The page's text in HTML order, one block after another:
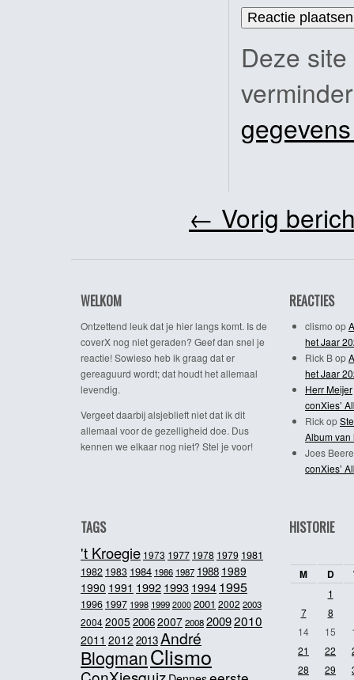
Deze
← Vorig
WELKOM
Ontzettend leuk dat je hier langs komt. Is de
coverX nog niet geraden? Geef dan snel je
reactie! Sowieso heb ik graag dat er
gereaguurd wordt; dat houdt het allemaal
levendig.
Vergeet daarbij alsjeblieft niet dat ik dit
allemaal voor de gezelligheid doe. Dus
kennen we elkaar nog niet? Stel je voor!
REACTIES
clismo op
het Jaar
Rick Bop
het Jaar
Herr Meijer
conXies’
Rickop
Album van
Joes
conXies’
TAGS
't Kroegie 1973 1977 1978 1979 1981
1982 1983 1984 1986 1987 1988 1989
1990 1991 19921993 1994 1995
1996 1997 1998 1999 2000 2001 2002 2003
20042005 20062007200820092010
2011 2012 2013André
BlogmanClismo
HISTORIE
M D
1
7
8
14
15
21
22
28
29